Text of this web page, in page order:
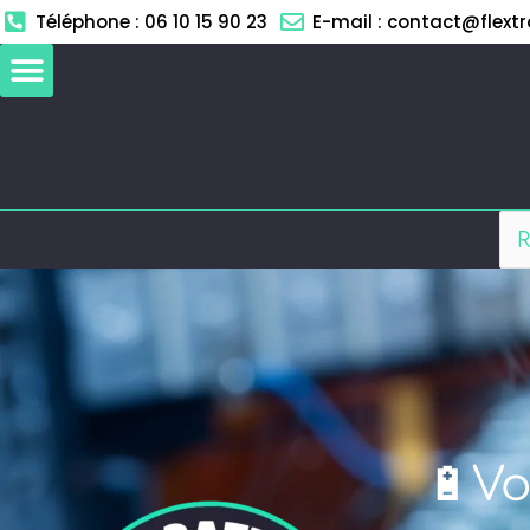
Aller
au
contenu
Téléphone : 06 10 15 90 23 E-mail :